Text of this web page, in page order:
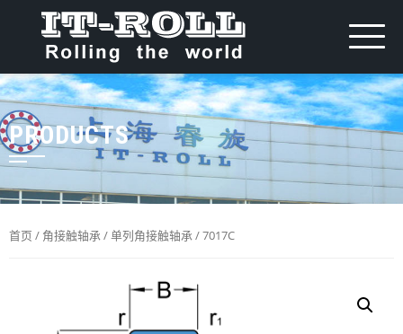
PRODUCTS
首页 / 角接触轴承/单列角接触轴承/ 7017C